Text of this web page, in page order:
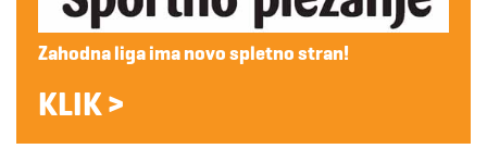
Zahodna liga ima novo spletno stran!
KLIK >